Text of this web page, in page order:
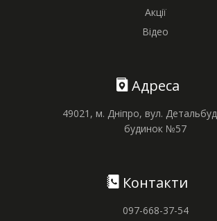
Акції
Відео
Адреса
49021, м. Дніпро, вул.
будинок №57
Контакти
097-668-37-54